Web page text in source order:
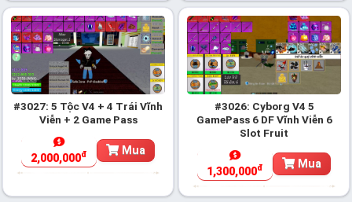
#3027: 5 Tộc V4 + 4 Trái Vĩnh
Viễn + 2 Game Pass
2,000,000đ Mua
#3026: Cyborg V4 5
GamePass 6 DF Vĩnh Viễn 6
Slot Fruit
1,300,000đ Mua